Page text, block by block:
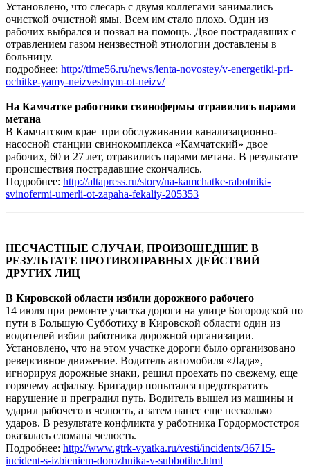
Установлено, что слесарь с двумя коллегами занимались
очисткой очистной ямы. Всем им стало плохо. Один из
рабочих выбрался и позвал на помощь. Двое пострадавших с
отравлением газом неизвестной этиологии доставлены в
больницу.
подробнее: http://time56.ru/news/lenta-novostey/v-energetiki-pri-
ochitke-yamy-neizvestnym-ot-neizv/
На Камчатке работники свинофермы отравились парами
метана
В Камчатском крае при обслуживании канализационно-
насосной станции свинокомплекса «Камчатский» двое
рабочих, 60 и 27 лет, отравились парами метана. В результате
происшествия пострадавшие скончались.
Подробнее: http://altapress.ru/story/na-kamchatke-rabotniki-
svinofermi-umerli-ot-zapaha-fekaliy-205353
НЕСЧАСТНЫЕ СЛУЧАИ, ПРОИЗОШЕДШИЕ В
РЕЗУЛЬТАТЕ ПРОТИВОПРАВНЫХ ДЕЙСТВИЙ
ДРУГИХ ЛИЦ
В Кировской области избили дорожного рабочего
14 июля при ремонте участка дороги на улице Богородской по
пути в Большую Субботиху в Кировской области один из
водителей избил работника дорожной организации.
Установлено, что на этом участке дороги было организовано
реверсивное движение. Водитель автомобиля «Лада»,
игнорируя дорожные знаки, решил проехать по свежему, еще
горячему асфальту. Бригадир попытался предотвратить
нарушение и преградил путь. Водитель вышел из машины и
ударил рабочего в челюсть, а затем нанес еще несколько
ударов. В результате конфликта у работника Гордормостстроя
оказалась сломана челюсть.
Подробнее: http://www.gtrk-vyatka.ru/vesti/incidents/36715-
incident-s-izbieniem-dorozhnika-v-subbotihe.html